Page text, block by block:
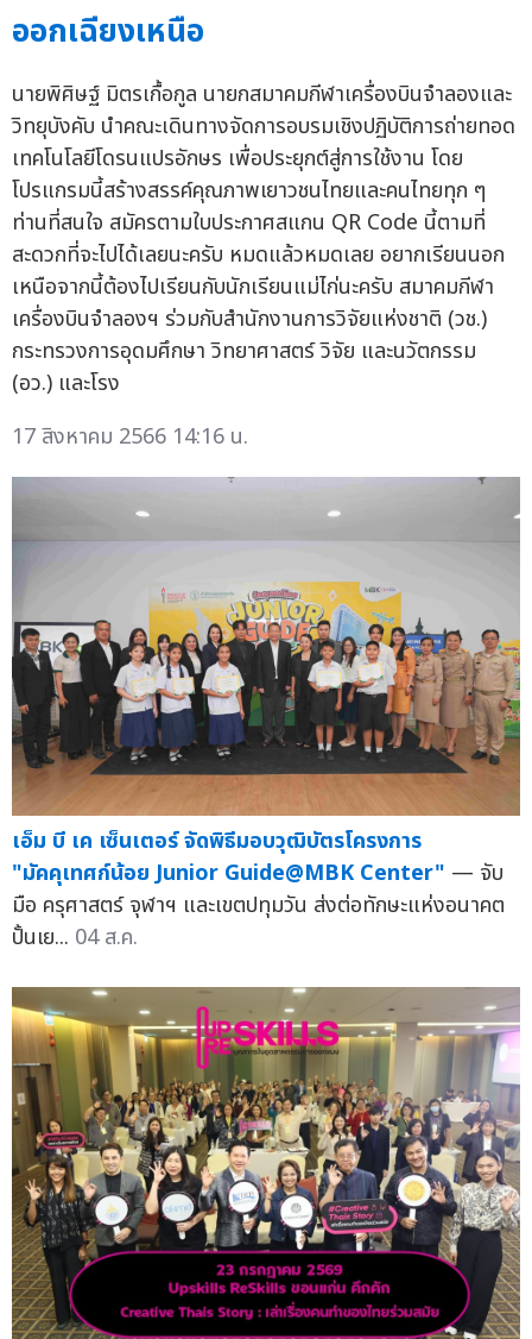
ออกเฉียงเหนือ
นายพิศิษฐ์ มิตรเกื้อกูล นายกสมาคมกีฬาเครื่องบินจำลองและ
วิทยุบังคับ นำคณะเดินทางจัดการอบรมเชิงปฏิบัติการถ่ายทอด
เทคโนโลยีโดรนแปรอักษร เพื่อประยุกต์สู่การใช้งาน โดย
โปรแกรมนี้สร้างสรรค์คุณภาพเยาวชนไทยและคนไทยทุก ๆ
ท่านที่สนใจ สมัครตามใบประกาศสแกน QR Code นี้ตามที่
สะดวกที่จะไปได้เลยนะครับ หมดแล้วหมดเลย อยากเรียนนอก
เหนือจากนี้ต้องไปเรียนกับนักเรียนแม่ไก่นะครับ สมาคมกีฬา
เครื่องบินจำลองฯ ร่วมกับสำนักงานการวิจัยแห่งชาติ (วช.)
กระทรวงการอุดมศึกษา วิทยาศาสตร์ วิจัย และนวัตกรรม
(อว.) และโรง
17 สิงหาคม 2566 14:16 น.
เอ็ม บี เค เซ็นเตอร์ จัดพิธีมอบวุฒิบัตรโครงการ
"มัคคุเทศก์น้อย Junior Guide@MBK Center" — จับ
มือ ครุศาสตร์ จุฬาฯ และเขตปทุมวัน ส่งต่อทักษะแห่งอนาคต
ปั้นเย... 04 ส.ค.